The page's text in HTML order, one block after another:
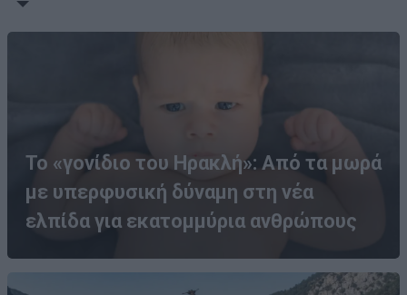
Το «γονίδιο του Ηρακλή»: Από τα μωρά
με υπερφυσική δύναμη στη νέα
ελπίδα για εκατομμύρια ανθρώπους